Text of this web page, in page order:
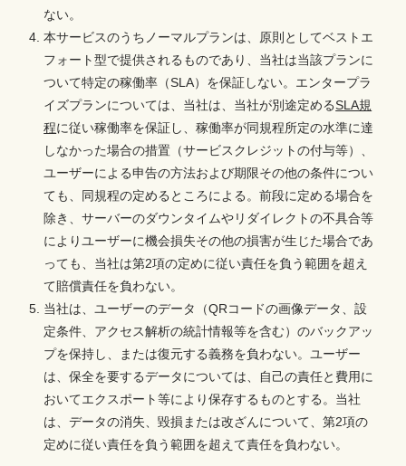
ない。
本サービスのうちノーマルプランは、原則としてベストエ
フォート型で提供されるものであり、当社は当該プランに
ついて特定の稼働率（SLA）を保証しない。エンタープラ
イズプランについては、当社は、当社が別途定めるSLA規
程に従い稼働率を保証し、稼働率が同規程所定の水準に達
しなかった場合の措置（サービスクレジットの付与等）、
ユーザーによる申告の方法および期限その他の条件につい
ても、同規程の定めるところによる。前段に定める場合を
除き、サーバーのダウンタイムやリダイレクトの不具合等
によりユーザーに機会損失その他の損害が生じた場合であ
っても、当社は第2項の定めに従い責任を負う範囲を超え
て賠償責任を負わない。
当社は、ユーザーのデータ（QRコードの画像データ、設
定条件、アクセス解析の統計情報等を含む）のバックアッ
プを保持し、または復元する義務を負わない。ユーザー
は、保全を要するデータについては、自己の責任と費用に
おいてエクスポート等により保存するものとする。当社
は、データの消失、毀損または改ざんについて、第2項の
定めに従い責任を負う範囲を超えて責任を負わない。